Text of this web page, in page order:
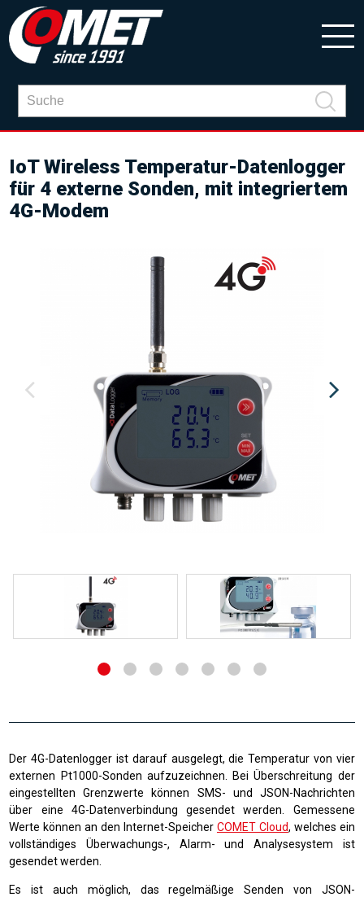
IoT Wireless Temperatur-Datenlogger
für 4 externe Sonden, mit integriertem
4G-Modem
Der 4G-Datenlogger ist darauf ausgelegt, die Temperatur von vier
externen Pt1000-Sonden aufzuzeichnen. Bei Überschreitung der
eingestellten Grenzwerte können SMS- und JSON-Nachrichten
über eine 4G-Datenverbindung gesendet werden. Gemessene
Werte können an den Internet-Speicher COMET Cloud, welches ein
vollständiges Überwachungs-, Alarm- und Analysesystem ist
gesendet werden.
Es ist auch möglich, das regelmäßige Senden von JSON-